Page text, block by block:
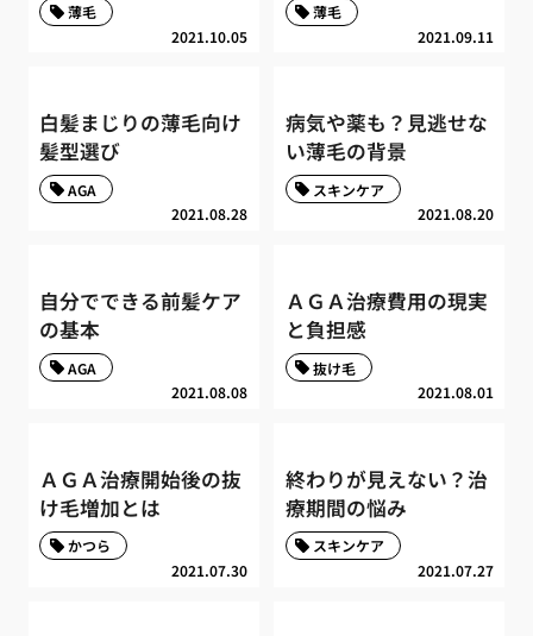
2021.10.05
薄毛
2021.09.11
薄毛
白髪まじりの薄毛向け
髪型選び
2021.08.28
AGA
病気や薬も？見逃せな
い薄毛の背景
2021.08.20
スキンケア
自分でできる前髪ケア
の基本
2021.08.08
AGA
ＡＧＡ治療費用の現実
と負担感
2021.08.01
抜け毛
ＡＧＡ治療開始後の抜
け毛増加とは
2021.07.30
かつら
終わりが見えない？治
療期間の悩み
2021.07.27
スキンケア